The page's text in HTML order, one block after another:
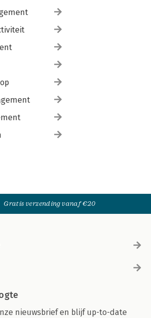
Gratis verzending vanaf €20
nieuwsbrief en blijf up-to-date